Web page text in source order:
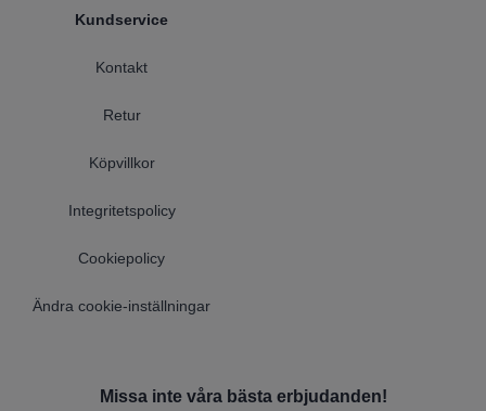
Kundservice
Kontakt
Retur
Köpvillkor
Integritetspolicy
Cookiepolicy
Ändra cookie-inställningar
Missa inte våra bästa erbjudanden!